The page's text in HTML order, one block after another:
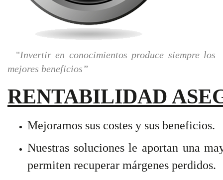
"Invertir en conocimientos produce siempre los
mejores beneficios”
RENTABILIDAD
Mejoramos sus costes y sus beneficios.
Nuestras soluciones le aportan una
permiten recuperar márgenes perdidos.